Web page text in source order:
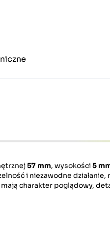
57 mm, wysokości 5
i niezawodne
charakter poglądowy,